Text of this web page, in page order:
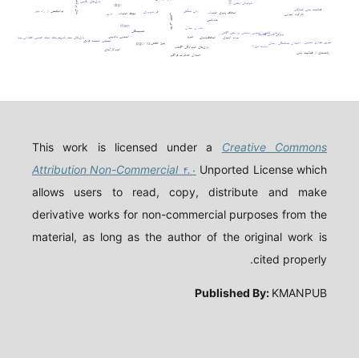
بلوغ عاطفی
طلاق عاطفی
زنان متأهل
تبریز
همبستگی
بازی‌های خانوادگی آگاهانه
نشاط خانواده انعطاف پذیری خانواده
شادکامی
فرزندپروری
استرس والدینی
مادران جوان
درمان کاهش استرس مبتنی بر ذهن آگاهی
پذیرش بدون قضاوت
مردم آمیزی
احساس امنیت فردی
اختلال اضطراب فراگیر
اختلال هماهنگی رشدی
خودکارآمدی
بازی‌های مشارکتی
بادی پرکاشن کارکرد اجرایی
لذتمندی از فعالیت بدنی
کم‌توانی ذهنی
فعالیت بدنی کودکان
تمرینات ثبات عصبی عضلانی پویا
توانبخشی از راه دور وزن
انعطاف‌پذیری
دیابت نوع ۲
تمرین هوازی تناوبی pgc-۱α
tfam
drp۱
This work is licensed under a Creative Commons
Attribution Non-Commercial ۴.۰ Unported License which
allows users to read, copy, distribute and make
derivative works for non-commercial purposes from the
material, as long as the author of the original work is
cited properly.
Published By: KMANPUB